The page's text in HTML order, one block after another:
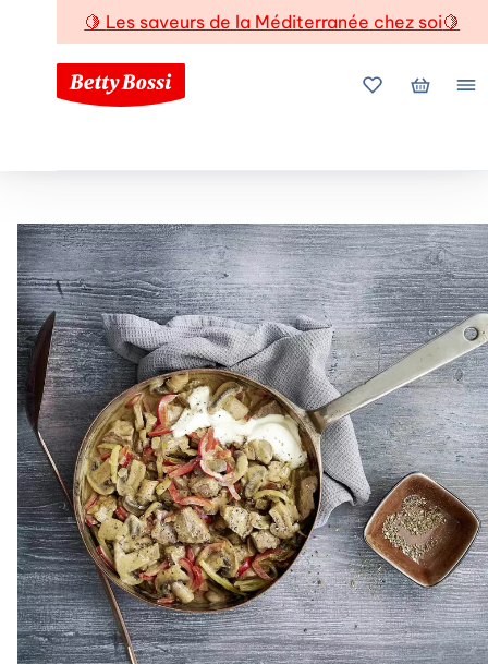
🍋 Les saveurs de la Méditerranée chez soi🍋
Mes favoris
Mon